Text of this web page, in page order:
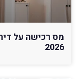
מס רכישה על
2026